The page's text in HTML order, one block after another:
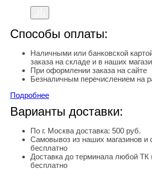
Способы оплаты:
Наличными или банковской
заказа на складе и в наших
При оформлении заказа на сайте
Безналичным перечислением на
Подробнее
Варианты доставки:
По г. Москва доставка: 500 руб.
Самовывоз из наших магазинов и
бесплатно
Доставка до терминала любой ТК
бесплатно